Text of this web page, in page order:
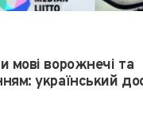
мові ворожнечі та
український